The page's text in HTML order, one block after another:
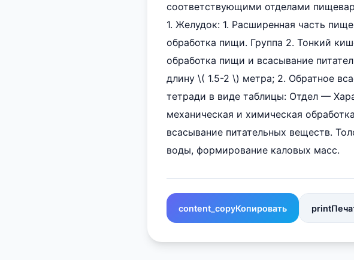
соответствующими отделами
1. Желудок: 1. Расширенная часть
обработка пищи. Группа 2. Тонкий
обработка пищи и всасывание
длину \( 1.5-2 \) метра; 2. Обратное
тетради в виде таблицы: Отдел —
механическая и химическая
всасывание питательных веществ.
воды, формирование каловых масс.
content_copyКопировать print